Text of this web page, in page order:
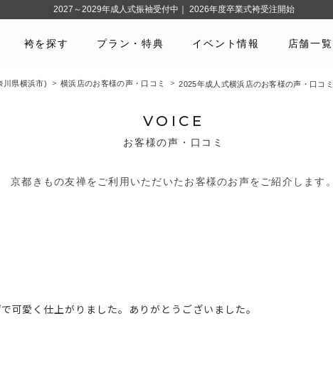
袴を探す プラン・特典 イベント情報 店舗一覧
川県横浜市) 横浜店のお客様の声・口コミ 2025年成人式横浜店のお客様の声・口コ
VOICE
お客様の声・口コミ
京都きもの友禅をご利用いただいたお客様のお声をご紹介します
可愛く仕上がりました。ありがとうございました。
2027～2029年成人式振袖受付中｜ 2026年度卒業式袴受注開始